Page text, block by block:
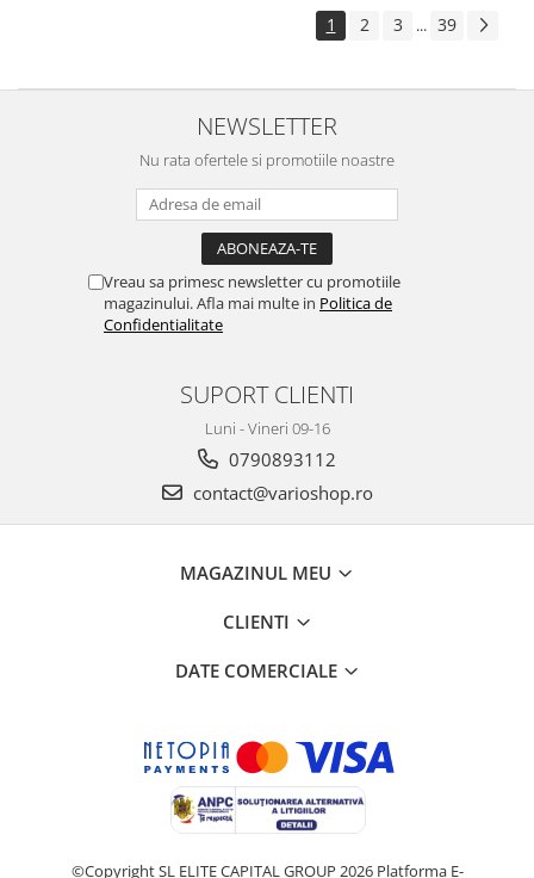
Decorarea Sufrageriei,
Diametru 47, 5 cm, Negru
1 2 3 ... 39
NEWSLETTER
Nu rata ofertele si promotiile noastre
Vreau sa primesc newsletter cu promotiile
magazinului. Afla mai multe in Politica de
Confidentialitate
SUPORT CLIENTI
Luni - Vineri 09-16
0790893112
contact@varioshop.ro
MAGAZINUL MEU
CLIENTI
DATE COMERCIALE
©Copyright SL ELITE CAPITAL GROUP 2026 Platforma E-